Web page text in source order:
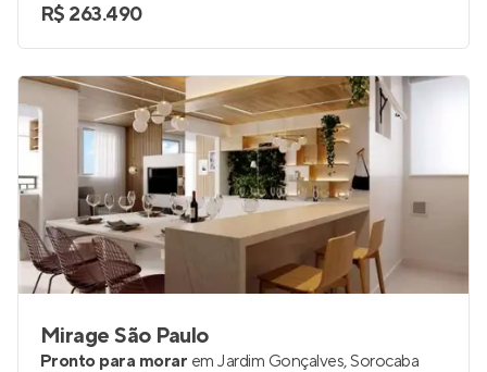
R$ 263.490
Mirage São Paulo
Pronto para morar em Jardim Gonçalves,Sorocaba